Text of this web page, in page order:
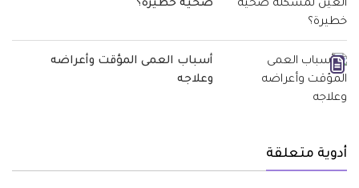
صحية خطيرة؟
أسباب العمى المؤقت وأعراضه
وعلاجه
أدوية متعلقة